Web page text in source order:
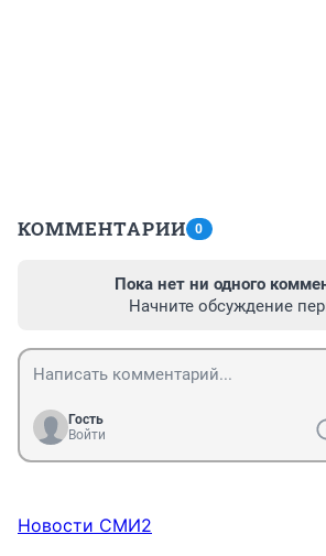
КОММЕНТАРИИ 0
Пока нет ни одного
Начните обсуждение
Гость
Войти
Новости СМИ2